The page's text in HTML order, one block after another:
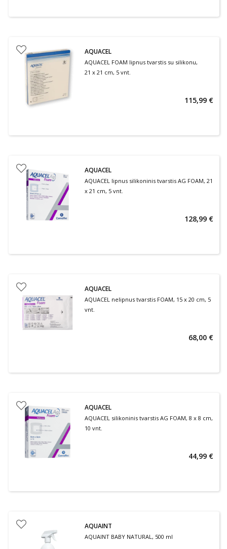
AQUACEL
AQUACEL FOAM lipnus tvarstis su silikonu,
21 x 21 cm, 5 vnt.
115,99 €
AQUACEL
AQUACEL lipnus silikoninis tvarstis AG FOAM, 21
x 21 cm, 5 vnt.
128,99 €
AQUACEL
AQUACEL nelipnus tvarstis FOAM, 15 x 20 cm, 5
vnt.
68,00 €
AQUACEL
AQUACEL silikoninis tvarstis AG FOAM, 8 x 8 cm,
10 vnt.
44,99 €
AQUAINT
AQUAINT BABY NATURAL, 500 ml